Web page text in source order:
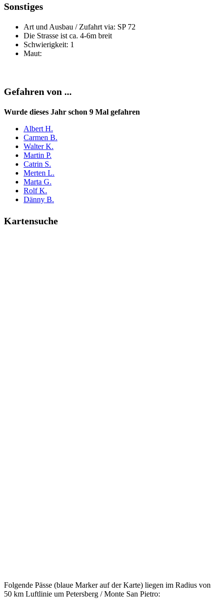
Sonstiges
Art und Ausbau / Zufahrt via: SP 72
Die Strasse ist ca. 4-6m breit
Schwierigkeit: 1
Maut:
Gefahren von ...
Wurde dieses Jahr schon 9 Mal gefahren
Albert H.
Carmen B.
Walter K.
Martin P.
Catrin S.
Merten L.
Marta G.
Rolf K.
Dänny B.
Kartensuche
Folgende Pässe (blaue Marker auf der Karte) liegen im Radius von
50 km Luftlinie um Petersberg / Monte San Pietro: